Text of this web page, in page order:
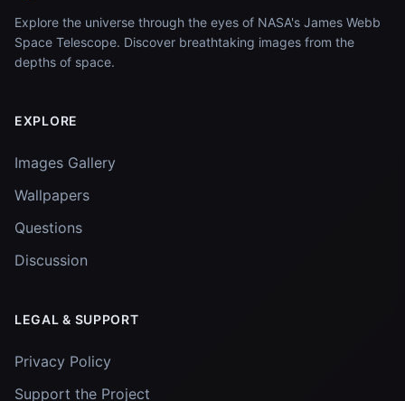
Explore the universe through the eyes of NASA's James Webb
Space Telescope. Discover breathtaking images from the
depths of space.
EXPLORE
Images Gallery
Wallpapers
Questions
Discussion
LEGAL & SUPPORT
Privacy Policy
Support the Project